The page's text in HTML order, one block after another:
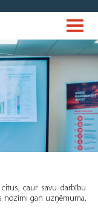
caur savu darbību
nozīmi gan uzņēmuma,